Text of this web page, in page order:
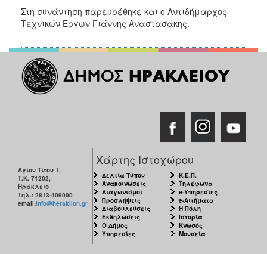
Στη συνάντηση παρευρέθηκε και ο Αντιδήμαρχος
Τεχνικών Έργων Γιάννης Αναστασάκης.
Αγίου Τίτου 1,
Τ.Κ. 71202,
Ηράκλειο
Τηλ.: 2813-409000
email:info@heraklion.gr
Χάρτης Ιστοχώρου
Δελτία Τύπου
Ανακοινώσεις
Διαγωνισμοί
Προσλήψεις
Διαβουλεύσεις
Εκδηλώσεις
Ο Δήμος
Υπηρεσίες
Κ.Ε.Π.
Τηλέφωνα
e-Υπηρεσίες
e-Αιτήματα
Η Πόλη
Ιστορία
Κνωσός
Μουσεία